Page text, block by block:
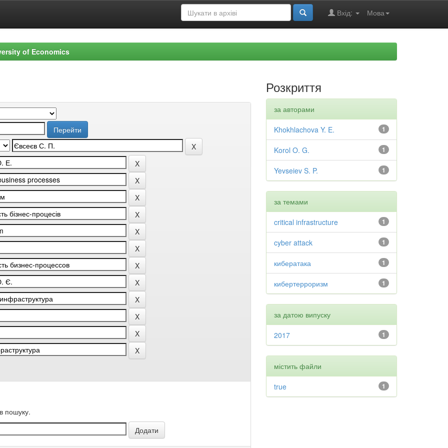
Мова
Вхід:
of Economics
пошуку.
Розкриття
за авторами
1
Khokhlachova Y. E.
1
Korol O. G.
1
Yevseiev S. P.
за темами
1
critical infrastructure
1
cyber attack
1
кибератака
1
кибертерроризм
за датою випуску
1
2017
містить файли
1
true